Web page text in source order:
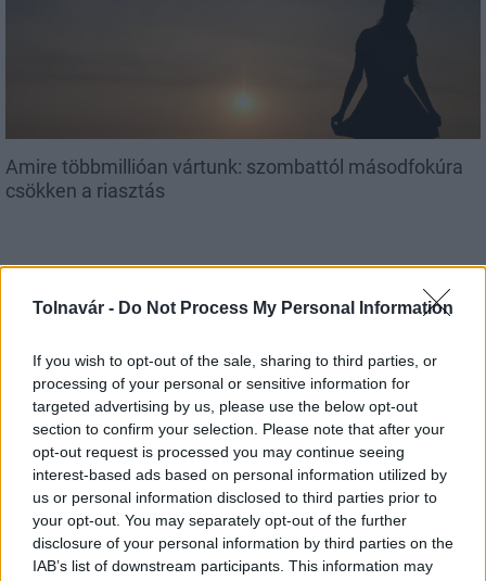
Tolnavár - Do Not Process My Personal Information
If you wish to opt-out of the sale, sharing to third parties, or
processing of your personal or sensitive information for
targeted advertising by us, please use the below opt-out
section to confirm your selection. Please note that after your
opt-out request is processed you may continue seeing
interest-based ads based on personal information utilized by
us or personal information disclosed to third parties prior to
your opt-out. You may separately opt-out of the further
disclosure of your personal information by third parties on the
IAB’s list of downstream participants. This information may
Amire többmillióan vártunk: szombattól másodfokúra
csökken a riasztás
Helyi hírek
A hőségben is védik a növényzetet Pakson